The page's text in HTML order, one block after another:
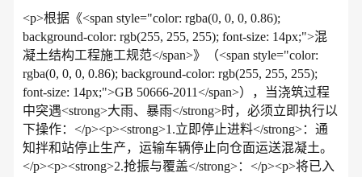
<p>根据《<span style="color: rgba(0, 0, 0, 0.86);
background-color: rgb(255, 255, 255); font-size: 14px;">混
凝土结构工程施工规范</span>》（<span style="color:
rgba(0, 0, 0, 0.86); background-color: rgb(255, 255, 255);
font-size: 14px;">GB 50666-2011</span>），当浇筑过程
中突遇<strong>大雨、暴雨</strong>时，必须立即执行以
下操作：</p><p><strong>1.立即停止进料</strong>：通
知拌和站停止生产，运输车辆停止向仓面运送混凝土。
</p><p><strong>2.抢振与覆盖</strong>：</p><p>将已入